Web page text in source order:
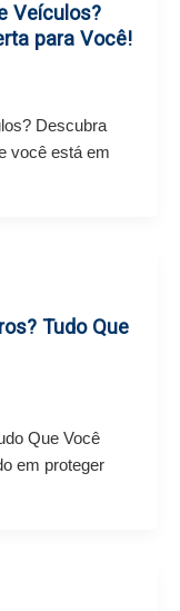
Veículos?
para Você!
Descubra
você está em
Tudo Que
Que Você
em proteger